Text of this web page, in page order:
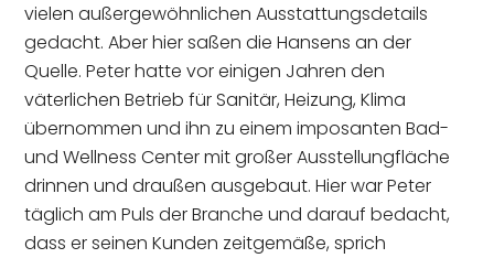
vielen außergewöhnlichen Ausstattungsdetails
gedacht. Aber hier saßen die Hansens an der
Quelle. Peter hatte vor einigen Jahren den
väterlichen Betrieb für Sanitär, Heizung, Klima
übernommen und ihn zu einem imposanten Bad-
und Wellness Center mit großer Ausstellungfläche
drinnen und draußen ausgebaut. Hier war Peter
täglich am Puls der Branche und darauf bedacht,
dass er seinen Kunden zeitgemäße, sprich